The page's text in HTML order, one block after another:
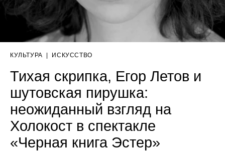
КУЛЬТУРА ИСКУССТВО
Тихая скрипка, Егор Летов и
шутовская пирушка:
неожиданный взгляд на
Холокост в спектакле
«Черная книга Эстер»